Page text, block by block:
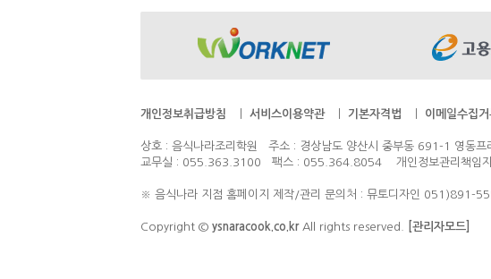
개인정보취급방침 서비스이용약관 기본자격법 이메일수집
상호 : 음식나라조리학원 주소 : 경상남도 양산시 중부동 691-1 영
교무실 : 055.363.3100 팩스 : 055.364.8054 개인정보관리책임
※ 음식나라 지점 홈페이지 제작/관리 문의처 : 뮤토디자인 051)891-
Copyright © ysnaracook.co.krAll rights reserved. [관리자모드]